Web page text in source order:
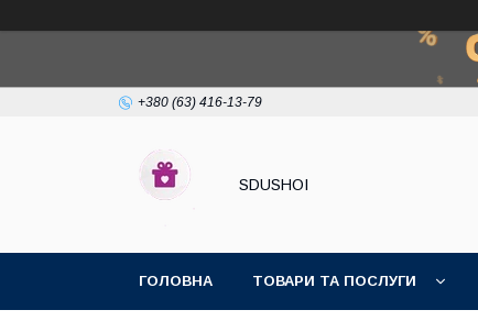
+380 (63) 416-13-79
SDUSHOI
ГОЛОВНА ТОВАРИ ТА ПОСЛУГИ